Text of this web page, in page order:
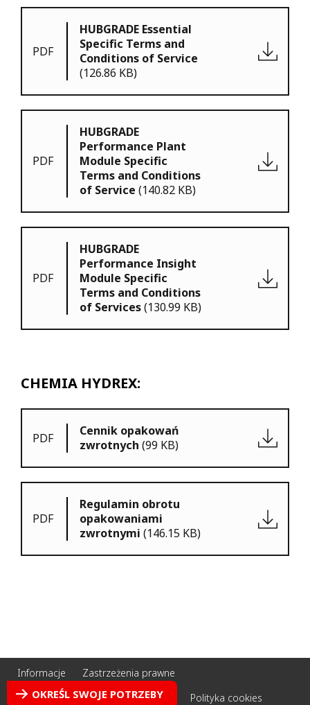
PDF
HUBGRADE Essential
Specific Terms and
Conditions of Service
(126.86 KB)
PDF
HUBGRADE
Performance Plant
Module Specific
Terms and Conditions
of Service (140.82 KB)
PDF
HUBGRADE
Performance Insight
Module Specific
Terms and Conditions
of Services(130.99 KB)
CHEMIA HYDREX:
PDF
Cennik opakowań
zwrotnych (99 KB)
PDF
Regulamin obrotu
opakowaniami
zwrotnymi (146.15 KB)
Informacje
Zastrzeżenia prawne
Polityka prywatności
Informacja o ochronie prywatności
Polityka cookies
OKREŚL SWOJE POTRZEBY